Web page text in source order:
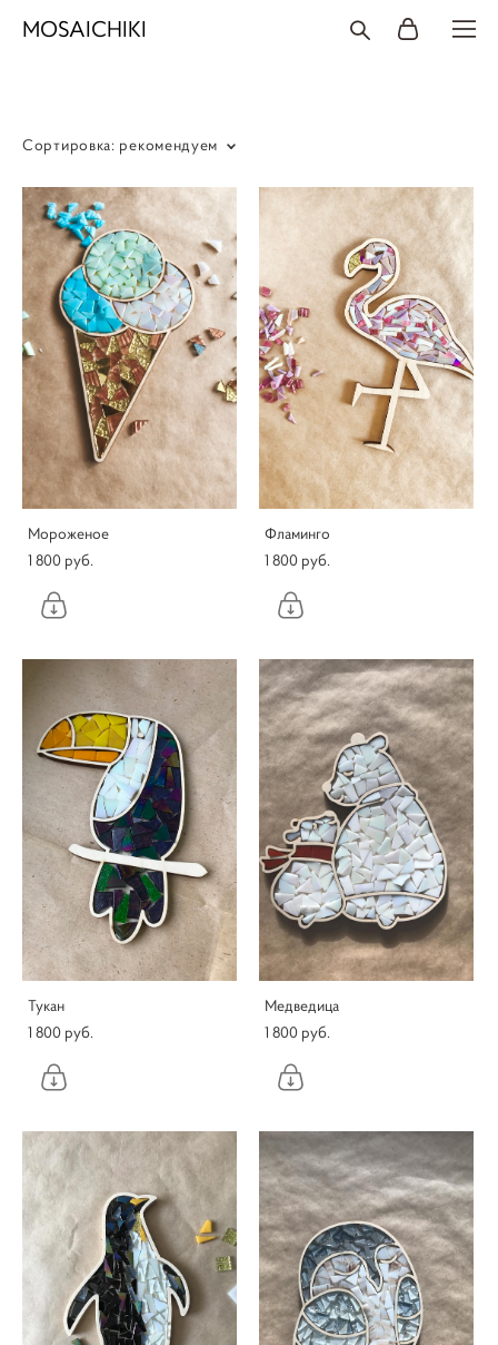
MOSAICHIKI
Сортировка: рекомендуем
Мороженое
1 800 pуб.
Фламинго
1 800 pуб.
Тукан
1 800 pуб.
Медведица
1 800 pуб.